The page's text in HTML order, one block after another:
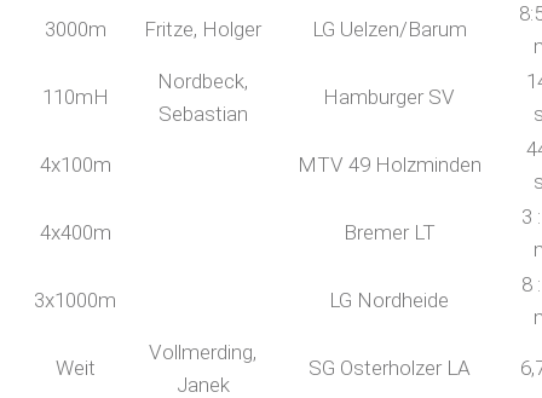
3000m Fritze, Holger LG Uelzen/Barum
110mH
Nordbeck,
Sebastian
Hamburger SV
4x100m MTV 49 Holzminden
4x400m Bremer LT
3
3x1000m LG Nordheide
8
Weit
Vollmerding,
Janek
SG Osterholzer LA